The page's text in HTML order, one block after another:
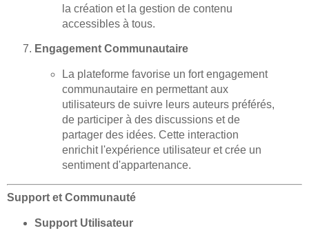
la création et la gestion de contenu
accessibles à tous.
Engagement Communautaire
La plateforme favorise un fort engagement
communautaire en permettant aux
utilisateurs de suivre leurs auteurs préférés,
de participer à des discussions et de
partager des idées. Cette interaction
enrichit l'expérience utilisateur et crée un
sentiment d'appartenance.
Support et Communauté
Support Utilisateur